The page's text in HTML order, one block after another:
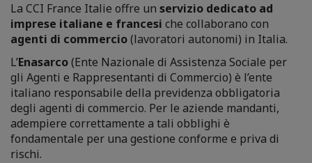
La CCI France Italie offre un servizio dedicato ad
imprese italiane e francesi che collaborano con
agenti di commercio(lavoratori autonomi) in Italia.
L’Enasarco(Ente Nazionale di Assistenza Sociale per
gli Agenti e Rappresentanti di Commercio) è l’ente
italiano responsabile della previdenza obbligatoria
degli agenti di commercio. Per le aziende mandanti,
adempiere correttamente a tali obblighi è
fondamentale per una gestione conforme e priva di
rischi.